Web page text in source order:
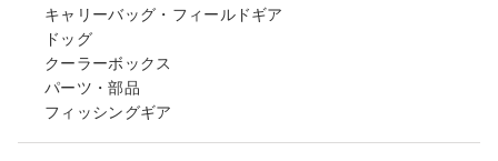
キャリーバッグ・フィールドギア
ドッグ
クーラーボックス
パーツ・部品
フィッシングギア